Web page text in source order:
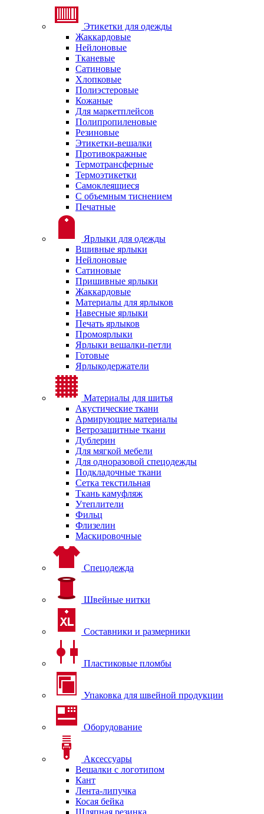
Этикетки для одежды
Жаккардовые
Нейлоновые
Тканевые
Сатиновые
Хлопковые
Полиэстеровые
Кожаные
Для маркетплейсов
Полипропиленовые
Резиновые
Этикетки-вешалки
Противокражные
Термотрансферные
Термоэтикетки
Самоклеящиеся
С объемным тиснением
Печатные
Ярлыки для одежды
Вшивные ярлыки
Нейлоновые
Сатиновые
Пришивные ярлыки
Жаккардовые
Материалы для ярлыков
Навесные ярлыки
Печать ярлыков
Промоярлыки
Ярлыки вешалки-петли
Готовые
Ярлыкодержатели
Материалы для шитья
Акустические ткани
Армирующие материалы
Ветрозащитные ткани
Дублерин
Для мягкой мебели
Для одноразовой спецодежды
Подкладочные ткани
Сетка текстильная
Ткань камуфляж
Утеплители
Фильц
Флизелин
Маскировочные
Спецодежда
Швейные нитки
Составники и размерники
Пластиковые пломбы
Упаковка для швейной продукции
Оборудование
Аксессуары
Вешалки с логотипом
Кант
Лента-липучка
Косая бейка
Шляпная резинка